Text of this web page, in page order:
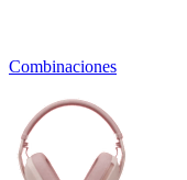
Combinaciones